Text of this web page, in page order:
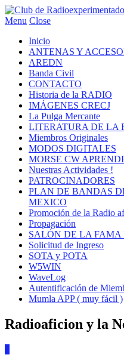
Menu Close
Inicio
ANTENAS Y
AREDN
Banda Civil
CONTACTO
Historia de la RADIO
IMÁGENES CRECJ
La Pulga Mercante
LITERATURA DE LA
Miembros Originales
MODOS DIGITALES
MORSE CW
Nuestras Actividades !
PATROCINADORES
PLAN DE BANDAS
MEXICO
Promoción de la Radio
Propagación
SALÓN DE LA FAMA
Solicitud de Ingreso
SOTA y POTA
W5WIN
WaveLog
Autentificación de
Mumla APP ( muy fácil )
Radioaficion y la